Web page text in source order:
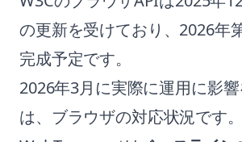
の更新を受けており、2026年
完成予定です。
2026年3月に実際に運用に影
は、ブラウザの対応状況です。